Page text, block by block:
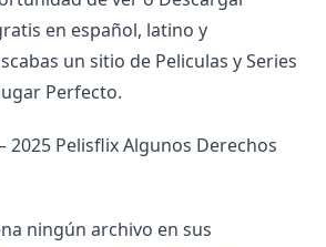
en español, latino y
un sitio de Peliculas y Series
Perfecto.
2025 Pelisflix Algunos Derechos
ningún archivo en sus